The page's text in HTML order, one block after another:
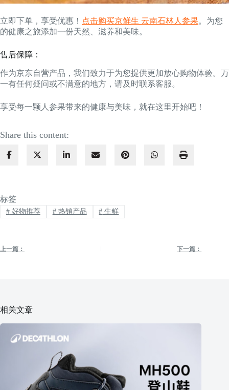
立即下单，享受优惠！ 点击购买京鲜生 云南石林人参果。为您
的健康之旅添加一份天然、滋养和美味。
售后保障：
作为京东自营产品，我们致力于为您提供更加放心购物体验。万
一有任何疑问或不满意的地方，请及时联系客服。
享受每一颗人参果带来的健康与美味，就在这里开始吧！
Share this content:
标签
#好物推荐 #热销产品 # 生鲜
上一篇： 下一篇：
相关文章